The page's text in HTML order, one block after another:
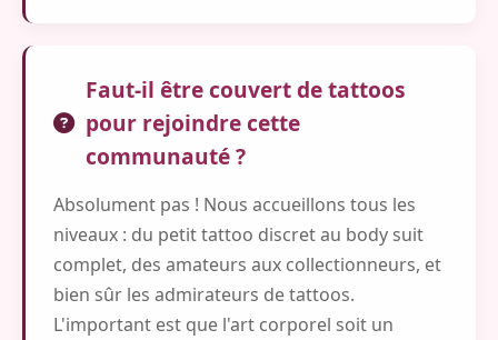
Faut-il être couvert de tattoos
pour rejoindre cette
communauté ?
Absolument pas ! Nous accueillons tous les
niveaux : du petit tattoo discret au body suit
complet, des amateurs aux collectionneurs, et
bien sûr les admirateurs de tattoos.
L'important est que l'art corporel soit un